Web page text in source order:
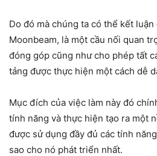
Do đó mà chúng ta có thể kết luận
Moonbeam, là một cầu nối quan
đóng góp cũng như cho phép tất
tảng được thực hiện một cách dễ
Mục đích của việc làm này đó
tính năng và thực hiện tạo ra một
được sử dụng đầy đủ các tính
sao cho nó phát triển nhất.